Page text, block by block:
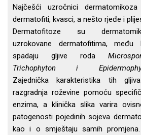
Najčešći uzročnici
dermatofiti, kvasci, a nešto rjeđe i
Dermatofitoze su
uzrokovane dermatofitima, među
spadaju gljive roda
Trichophyton i
Zajednička karakteristika tih
razgradnja roževine pomoću
enzima, a klinička slika varira
patogenosti pojedinih sojeva
kao i o smještaju samih